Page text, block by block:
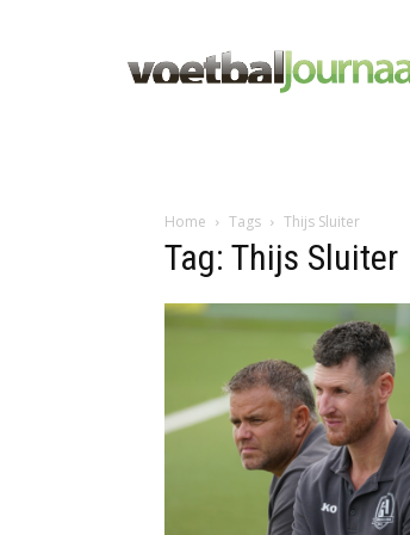
Home Tags Thijs Sluiter
Tag: Thijs Sluiter